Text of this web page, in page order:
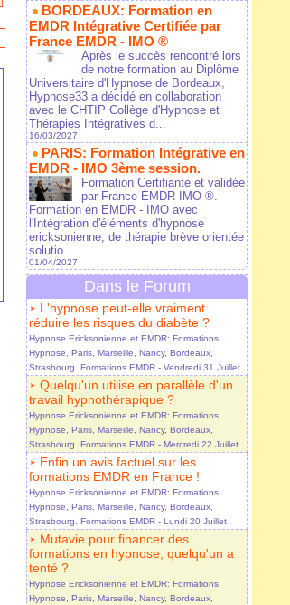
BORDEAUX: Formation en
EMDR Intégrative Certifiée par
France EMDR - IMO ®
Après le succès rencontré lors
de notre formation au Diplôme
Universitaire d'Hypnose de Bordeaux,
Hypnose33 a décidé en collaboration
avec le CHTIP Collège d'Hypnose et
Thérapies Intégratives d...
16/03/2027
PARIS: Formation Intégrative en
EMDR - IMO 3ème session.
Formation Certifiante et validée
par France EMDR IMO ®.
Formation en EMDR - IMO avec
l'Intégration d'éléments d'hypnose
ericksonienne, de thérapie brève orientée
solutio...
01/04/2027
Dans le Forum
L'hypnose peut-elle vraiment
réduire les risques du diabète ?
Hypnose Ericksonienne et EMDR: Formations
Hypnose, Paris, Marseille, Nancy, Bordeaux,
Strasbourg. Formations EMDR - Vendredi 31 Juillet
Quelqu'un utilise en parallèle d'un
travail hypnothérapique ?
Hypnose Ericksonienne et EMDR: Formations
Hypnose, Paris, Marseille, Nancy, Bordeaux,
Strasbourg. Formations EMDR - Mercredi 22 Juillet
Enfin un avis factuel sur les
formations EMDR en France !
Hypnose Ericksonienne et EMDR: Formations
Hypnose, Paris, Marseille, Nancy, Bordeaux,
Strasbourg. Formations EMDR - Lundi 20 Juillet
Mutavie pour financer des
formations en hypnose, quelqu'un a
tenté ?
Hypnose Ericksonienne et EMDR: Formations
Hypnose, Paris, Marseille, Nancy, Bordeaux,